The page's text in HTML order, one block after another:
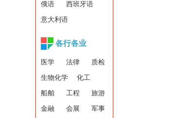
俄语 西班牙语
意大利语
各行各业
医学 法律 质检
生物化学 化工
船舶 工程 旅游
金融 会展 军事